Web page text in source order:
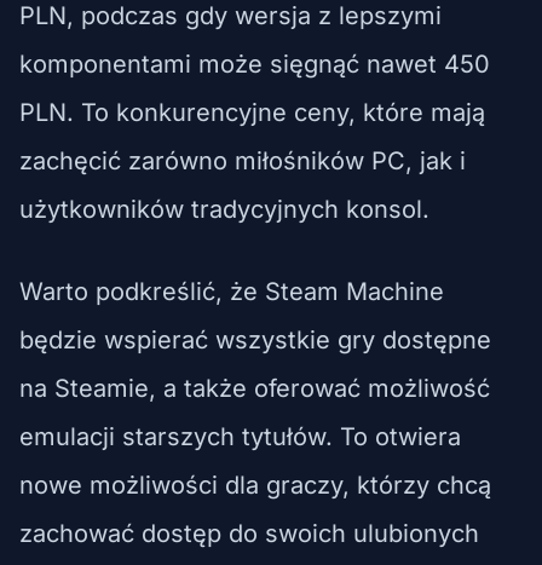
PLN, podczas gdy wersja z lepszymi
komponentami może sięgnąć nawet 450
PLN. To konkurencyjne ceny, które mają
zachęcić zarówno miłośników PC, jak i
użytkowników tradycyjnych konsol.
Warto podkreślić, że Steam Machine
będzie wspierać wszystkie gry dostępne
na Steamie, a także oferować możliwość
emulacji starszych tytułów. To otwiera
nowe możliwości dla graczy, którzy chcą
zachować dostęp do swoich ulubionych